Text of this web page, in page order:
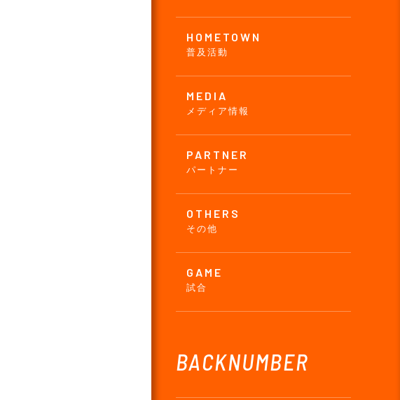
HOMETOWN
普及活動
MEDIA
メディア情報
PARTNER
パートナー
OTHERS
その他
GAME
試合
BACKNUMBER